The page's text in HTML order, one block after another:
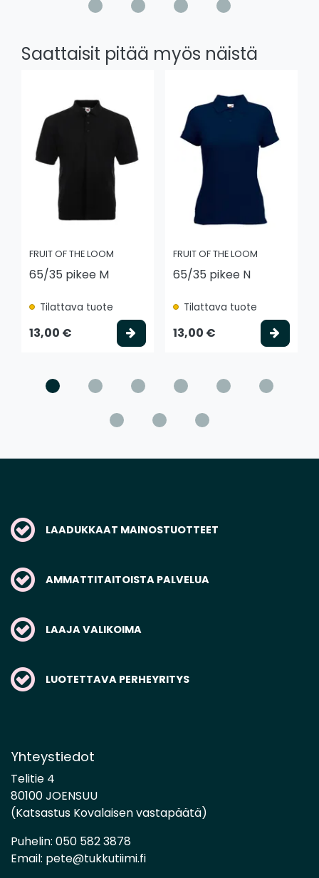
Saattaisit pitää myös näistä
FRUIT OF THE LOOM
65/35 pikee M
Tilattava tuote
13,00 € Valitse vaihtoehto
FRUIT OF THE LOOM
65/35 pikee N
Tilattava tuote
13,00 €
LAADUKKAAT MAINOSTUOTTEET
AMMATTITAITOISTA PALVELUA
LAAJA VALIKOIMA
LUOTETTAVA PERHEYRITYS
Yhteystiedot
Telitie 4
80100 JOENSUU
(Katsastus Kovalaisen vastapäätä)
Puhelin: 050 582 3878
Email: pete@tukkutiimi.fi